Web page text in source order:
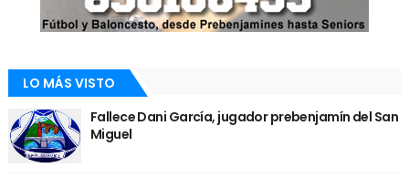
LO MÁS VISTO
Fallece Dani García, jugador prebenjamín del San
Miguel